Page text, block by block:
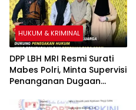
HUKUM & KRIMINAL
DPP LBH MRI Resmi Surati
Mabes Polri, Minta Supervisi
Penanganan Dugaan
terhadap Anak di Banggai